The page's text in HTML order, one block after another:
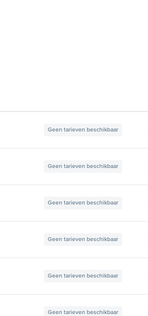
Geen tarieven beschikbaar
Geen tarieven beschikbaar
Geen tarieven beschikbaar
Geen tarieven beschikbaar
Geen tarieven beschikbaar
Geen tarieven beschikbaar